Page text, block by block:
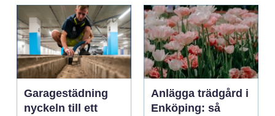
Garagestädning
nyckeln till ett
Anlägga trädgård i
Enköping: så